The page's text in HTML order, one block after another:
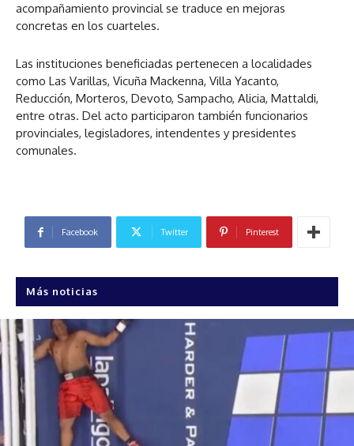
acompañamiento provincial se traduce en mejoras
concretas en los cuarteles.
Las instituciones beneficiadas pertenecen a localidades
como Las Varillas, Vicuña Mackenna, Villa Yacanto,
Reducción, Morteros, Devoto, Sampacho, Alicia, Mattaldi,
entre otras. Del acto participaron también funcionarios
provinciales, legisladores, intendentes y presidentes
comunales.
Facebook Twitter Pinterest
Más noticias